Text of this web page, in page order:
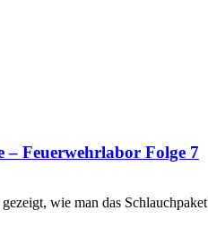
– Feuerwehrlabor Folge 7
wie man das